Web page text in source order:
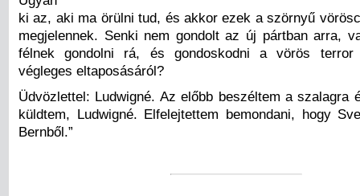
ki az, aki ma örülni tud, és akkor ezek a szörnyű
megjelennek. Senki nem gondolt az új pártban arra,
félnek gondolni rá, és gondoskodni a vörös terror
végleges eltaposásáról?
Üdvözlettel: Ludwigné. Az előbb beszéltem a szalagra
küldtem, Ludwigné. Elfelejtettem bemondani, hogy
Bernből.”